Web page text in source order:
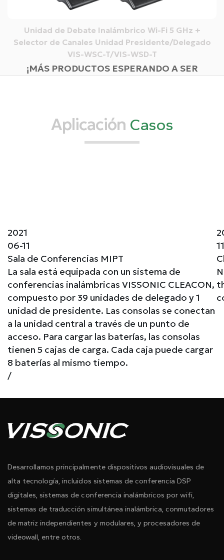
Unidad de Debate Inalámbrico Wi-Fi 5 GHz +
Selector de Canales Unidad Presidente/Delegado
VIS-WSC-T/VIS-WSD-T
¡MÁS PRODUCTOS ESPERANDO A SER
ACTUALIZADOS!
Aplicación Casos
2021
06-11
Sala de Conferencias MIPT
La sala está equipada con un sistema de
conferencias inalámbricas VISSONIC CLEACON,
compuesto por 39 unidades de delegado y 1
unidad de presidente. Las consolas se conectan
a la unidad central a través de un punto de
acceso. Para cargar las baterías, las consolas
tienen 5 cajas de carga. Cada caja puede cargar
8 baterías al mismo tiempo.
/
Desarrollamos principalmente dispositivos audiovisuales de
alta tecnología, incluidos sistemas de conferencia DSP
digitales, sistemas de conferencia inalámbricos por wifi,
sistemas de traducción simultánea inalámbrica, conmutadores
de matriz independientes y modulares, y procesadores de
videowall, entre otros.